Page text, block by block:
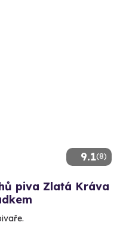
9.1(8)
piva Zlatá Kráva